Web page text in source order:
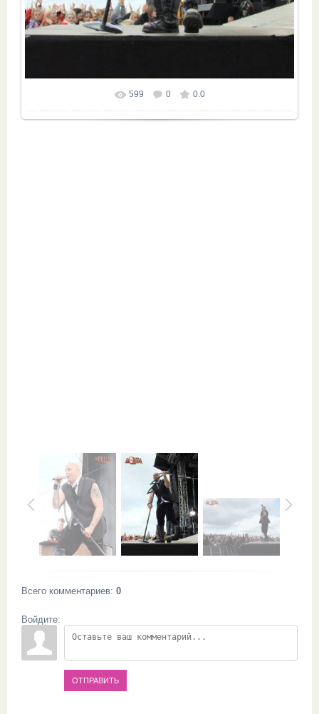
Размер фотографии: 600x800
599 0 0.0
Всего комментариев: 0
Войдите:
ОТПРАВИТЬ